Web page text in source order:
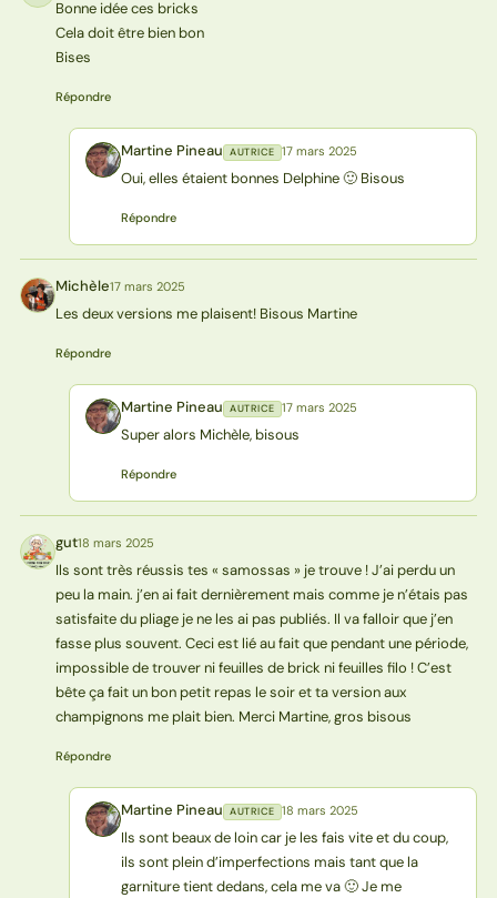
Bonne idée ces bricks
Cela doit être bien bon
Bises
Répondre
MP Martine Pineau AUTRICE 17 mars 2025
Oui, elles étaient bonnes Delphine 🙂 Bisous
Répondre
M Michèle17 mars 2025
Les deux versions me plaisent! Bisous Martine
Répondre
MP Martine Pineau AUTRICE 17 mars 2025
Super alors Michèle, bisous
Répondre
G gut18 mars 2025
Ils sont très réussis tes « samossas » je trouve ! J’ai perdu un
peu la main. j’en ai fait dernièrement mais comme je n’étais pas
satisfaite du pliage je ne les ai pas publiés. Il va falloir que j’en
fasse plus souvent. Ceci est lié au fait que pendant une période,
impossible de trouver ni feuilles de brick ni feuilles filo ! C’est
bête ça fait un bon petit repas le soir et ta version aux
champignons me plait bien. Merci Martine, gros bisous
Répondre
MP Martine Pineau AUTRICE 18 mars 2025
Ils sont beaux de loin car je les fais vite et du coup,
ils sont plein d’imperfections mais tant que la
garniture tient dedans, cela me va 🙂 Je me